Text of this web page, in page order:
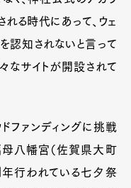
る時代にあって、ウェ
認知されないと言って
なサイトが開設されて
ファンディングに挑戦
母八幡宮（佐賀県大町
年行われている七夕祭